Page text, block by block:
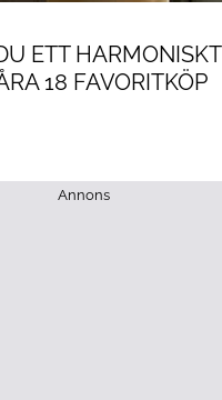
ETT HARMONISKT
18 FAVORITKÖP
Annons